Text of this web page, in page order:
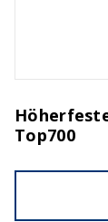
Top700